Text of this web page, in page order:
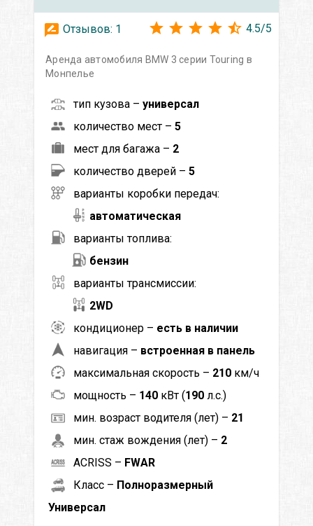
Отзывов: 1 4.5/5
Аренда автомобиля BMW 3 серии Touring в
Монпелье
тип кузова – универсал
количество мест – 5
мест для багажа – 2
количество дверей – 5
варианты коробки передач:
автоматическая
варианты топлива:
бензин
варианты трансмиссии:
2WD
кондиционер – есть в наличии
навигация – встроенная в панель
максимальная скорость – 210 км/ч
мощность – 140 кВт (190 л.с.)
мин. возраст водителя (лет) – 21
мин. стаж вождения (лет) – 2
ACRISS – FWAR
Класс – Полноразмерный
Универсал